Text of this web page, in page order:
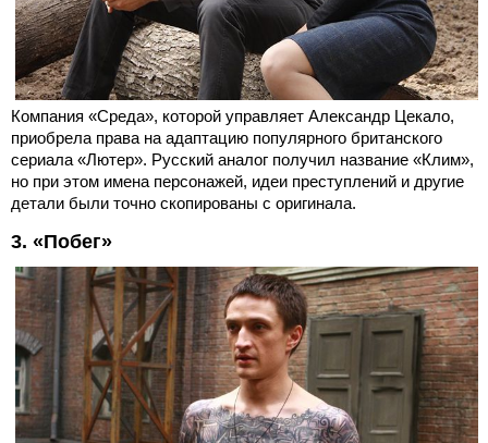
Компания «Среда», которой управляет Александр Цекало,
приобрела права на адаптацию популярного британского
сериала «Лютер». Русский аналог получил название «Клим»,
но при этом имена персонажей, идеи преступлений и другие
детали были точно скопированы с оригинала.
3. «Побег»